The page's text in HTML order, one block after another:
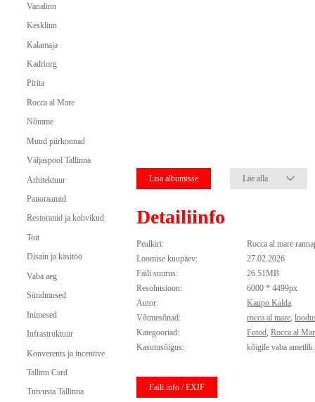
Vanalinn
Kesklinn
Kalamaja
Kadriorg
Pirita
Rocca al Mare
Nõmme
Muud piirkonnad
Väljaspool Tallinna
Arhitektuur
Panoraamid
Restoranid ja kohvikud
Toit
Disain ja käsitöö
Vaba aeg
Sündmused
Inimesed
Infrastruktuur
Konverents ja incentive
Tallinn Card
Tutvusta Tallinna
Lisa albumisse Lae alla
Detailiinfo
Pealkiri:
Rocca al mare
Loomise kuupäev:
27.02.2026
Faili suurus:
26.51MB
Resolutsioon:
6000 * 4499px
Autor:
Kaupo Kalda
Võtmesõnad:
rocca al mare,
Kategooriad:
Fotod,Rocca al
Kasutusõigus:
kõigile vaba
Faili info / EXIF